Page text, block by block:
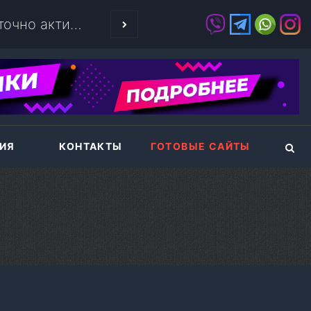
КАК ПЛАТИТЬ
КОНТАКТЫ ГОТОВЫЕ САЙТЫ